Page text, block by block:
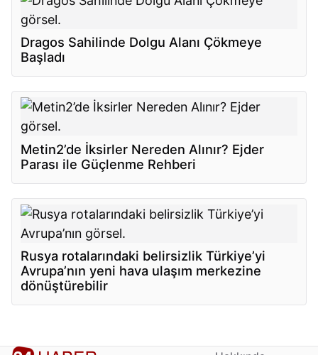
Dragos Sahilinde Dolgu Alanı Çökmeye
Başladı
Metin2’de İksirler Nereden Alınır? Ejder
Parası ile Güçlenme Rehberi
Rusya rotalarındaki belirsizlik Türkiye’yi
Avrupa’nın yeni hava ulaşım merkezine
dönüştürebilir